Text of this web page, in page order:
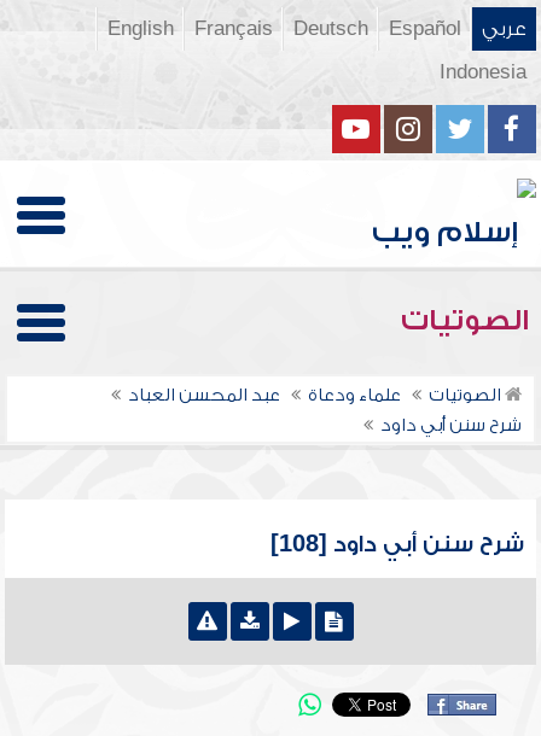
عربي Español
Deutsch
Français
English
Indonesia
الصوتيات
الصوتيات علماء ودعاة
عبد المحسن العباد
شرح سنن أبي داود
شرح سنن أبي داود [108]